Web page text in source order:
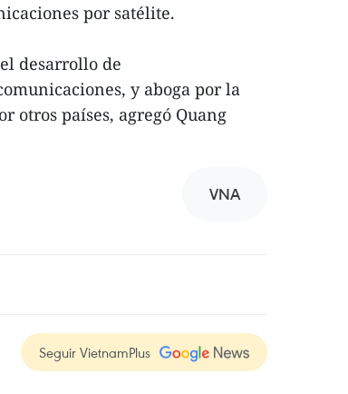
por satélite.
desarrollo de
y aboga por la
otros países, agregó Quang
VNA
Seguir VietnamPlus